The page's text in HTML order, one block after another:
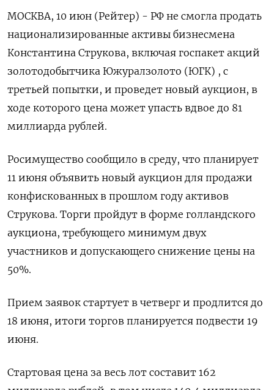
МОСКВА, 10 июн (Рейтер) - РФ не смогла продать
национализированные активы бизнесмена
Константина Струкова, включая госпакет акций
золотодобытчика Южуралзолото (ЮГК) , с
третьей попытки, и проведет новый аукцион, в
ходе которого цена может упасть вдвое до 81
миллиарда рублей.
Росимущество сообщило в среду, что планирует
11 июня объявить новый аукцион ‌для продажи
конфискованных в прошлом году активов
Струкова. Торги пройдут в форме голландского
аукциона, требующего минимум двух
участников и допускающего снижение цены на
50%.
Прием заявок стартует в четверг и продлится до
18 июня, итоги торгов планируется подвести 19
июня.
Стартовая цена за весь лот ​составит 162